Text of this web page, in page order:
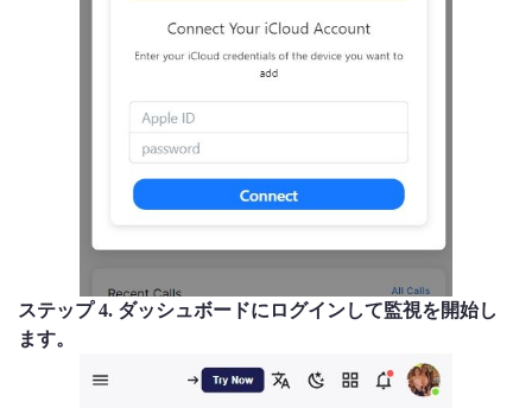
ステップ 4. ダッシュボードにログインして監視を開始し
ます。